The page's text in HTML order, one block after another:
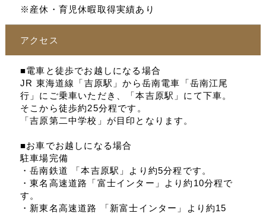
※産休・育児休暇取得実績あり
アクセス
■電車と徒歩でお越しになる場合
JR 東海道線「吉原駅」から岳南電車「岳南江尾
行」にご乗車いただき、「本吉原駅」にて下車。
そこから徒歩約25分程です。
「吉原第二中学校」が目印となります。
■お車でお越しになる場合
駐車場完備
・岳南鉄道 「本吉原駅」より約5分程です。
・東名高速道路「富士インター」より約10分程で
す。
・新東名高速道路 「新富士インター」より約15